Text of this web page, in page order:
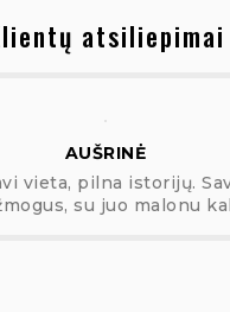
atsiliepimai
vieta, pilna istorijų.
su juo malonu
AUŠRINĖ